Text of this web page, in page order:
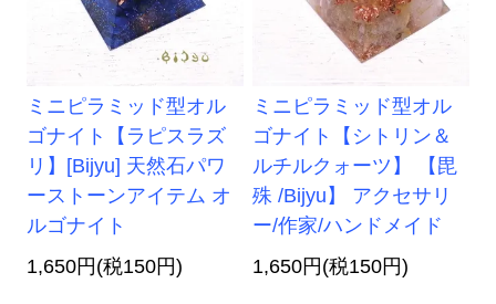
ミニピラミッド型オル
ゴナイト【ラピスラズ
リ】[Bijyu] 天然石パワ
ーストーンアイテム オ
ルゴナイト
1,650円(税150円)
ミニピラミッド型オル
ゴナイト【シトリン＆
ルチルクォーツ】 【毘
殊 /Bijyu】 アクセサリ
ー/作家/ハンドメイド
1,650円(税150円)